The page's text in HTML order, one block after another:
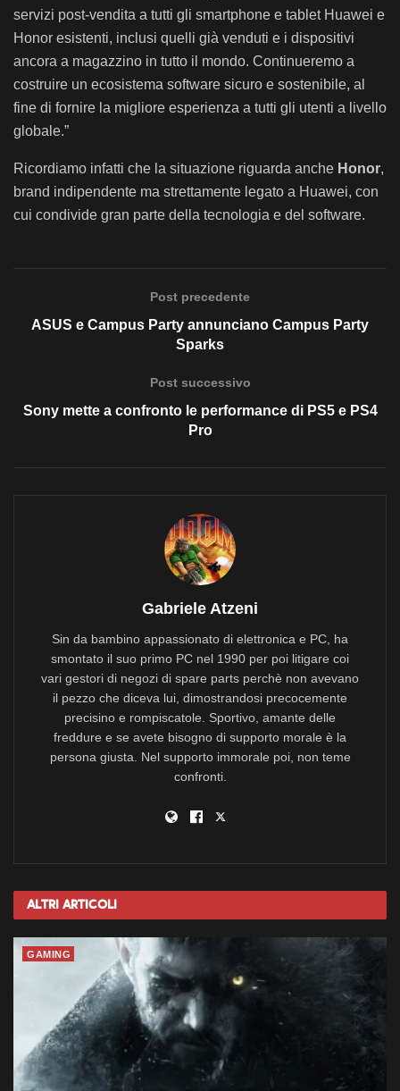
servizi post-vendita a tutti gli smartphone e tablet Huawei e
Honor esistenti, inclusi quelli già venduti e i dispositivi
ancora a magazzino in tutto il mondo. Continueremo a
costruire un ecosistema software sicuro e sostenibile, al
fine di fornire la migliore esperienza a tutti gli utenti a livello
globale.”
Ricordiamo infatti che la situazione riguarda anche Honor,
brand indipendente ma strettamente legato a Huawei, con
cui condivide gran parte della tecnologia e del software.
Post precedente
ASUS e Campus Party annunciano Campus Party
Sparks
Post successivo
Sony mette a confronto le performance di PS5 e PS4
Pro
Gabriele Atzeni
Sin da bambino appassionato di elettronica e PC, ha
smontato il suo primo PC nel 1990 per poi litigare coi
vari gestori di negozi di spare parts perchè non avevano
il pezzo che diceva lui, dimostrandosi precocemente
precisino e rompiscatole. Sportivo, amante delle
freddure e se avete bisogno di supporto morale è la
persona giusta. Nel supporto immorale poi, non teme
confronti.
Altri Articoli
GAMING